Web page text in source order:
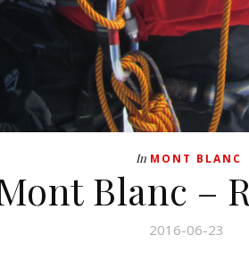
In MONT BLANC
Blanc –
2016-06-23